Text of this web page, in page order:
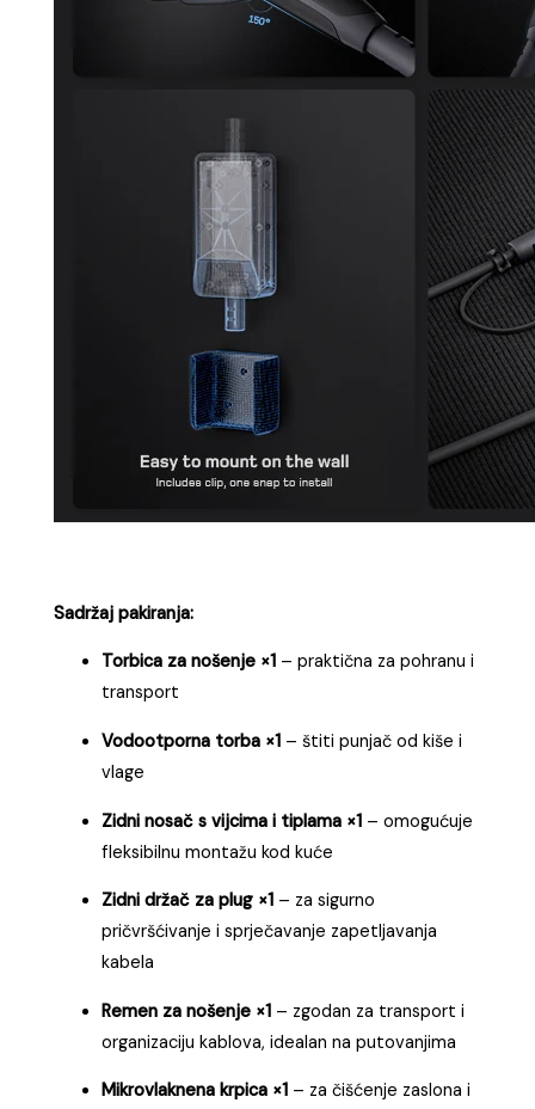
Sadržaj pakiranja:
Torbica za nošenje ×1 – praktična za pohranu i
transport
Vodootporna torba ×1 – štiti punjač od kiše i
vlage
Zidni nosač s vijcima i tiplama ×1 – omogućuje
fleksibilnu montažu kod kuće
Zidni držač za plug ×1 – za sigurno
pričvršćivanje i sprječavanje zapetljavanja
kabela
Remen za nošenje ×1 – zgodan za transport i
organizaciju kablova, idealan na putovanjima
Mikrovlaknena krpica ×1 – za čišćenje zaslona i